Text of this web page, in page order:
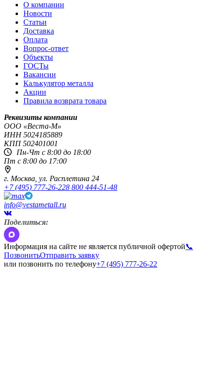
О компании
Новости
Статьи
Доставка
Оплата
Вопрос-ответ
Объекты
ГОСТы
Вакансии
Калькулятор металла
Акции
Правила возврата товара
Реквизиты компании
OOO «Веста-М»
ИНН5024185889
КПП502401001
Пн-Чт с 8:00 до 18:00
Пт с 8:00 до 17:00
г. Москва, ул. Расплетина 24
+7 (495) 777-26-228 800 444-51-48
info@vestametall.ru
Поделиться:
Информация на сайте не является публичной офертой📞
ПозвонитьОтправить заявку
или позвонить по телефону+7 (495) 777-26-22